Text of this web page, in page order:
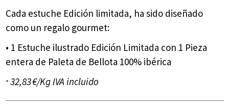
Cada estuche Edición limitada, ha sido diseñado
como un regalo gourmet:
• 1 Estuche ilustrado Edición Limitada con 1 Pieza
entera de Paleta de Bellota 100% ibérica
* 32,83 €/Kg IVA incluido